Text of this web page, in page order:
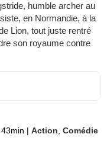
humble archer au
en Normandie, à la
Lion, tout juste rentré
son royaume contre
| Action,Comédie